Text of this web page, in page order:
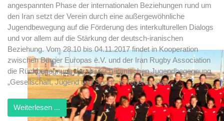
angespannten Phase der internationalen Beziehungen rund um
den Iran setzt der Verein durch eine außergewöhnliche
Jugendbewegung auf die Förderung des interkulturellen Dialogs
und vor allem auf die Stärkung der deutsch-iranischen
Beziehung. Vom 28.10 bis 04.11.2017 findet in Kooperation
zwischen Bürger Europas e.V. und der Iran Rugby Association
die Rückbegegnung der deutsch-iranischen Jugendbegegnung
„Gesellschaft, Jugend und Sport“ in Teheran statt.
Weiterlesen ...